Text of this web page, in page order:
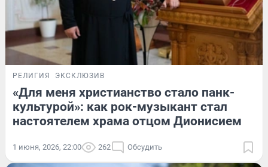
РЕЛИГИЯ ЭКСКЛЮЗИВ
«Для меня христианство стало панк-
культурой»: как рок-музыкант стал
настоятелем храма отцом Дионисием
1 июня, 2026, 22:00 262 Обсудить